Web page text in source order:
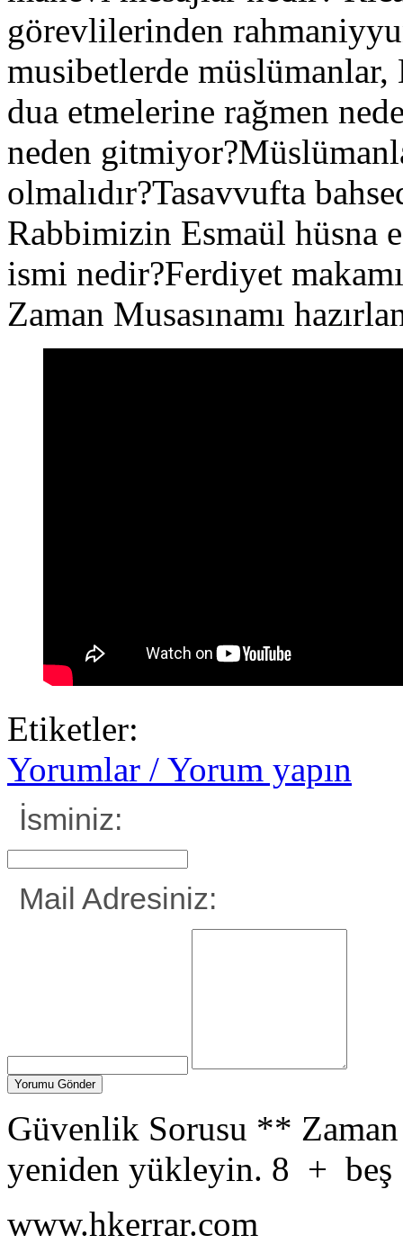
görevlilerinden
musibetlerde
dua etmelerine rağmen
neden
olmalıdır?Tasavvufta
Rabbimizin Esmaül hüsna
ismi nedir?Ferdiyet
Zaman Musasınamı
Etiketler:
Yorumlar / Yorum yapın
İsminiz:
Mail Adresiniz:
Güvenlik Sorusu **
yeniden yükleyin. 8 + beş
www.hkerrar.com